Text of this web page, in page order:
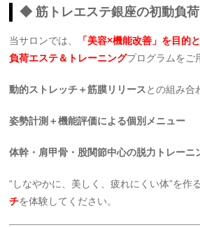
◆ 筋トレエステ銀座の初動負
当サロンでは、
「美容×機能改善」を目的
負荷エステ＆トレーニングプログラムをご
動的ストレッチ＋筋膜リリースとの組み合
姿勢計測＋機能評価による個別メニュー
体幹・肩甲骨・股関節中心の脱力トレーニ
“しなやかに、美しく、疲れにくい体”を作
チを体験してください。